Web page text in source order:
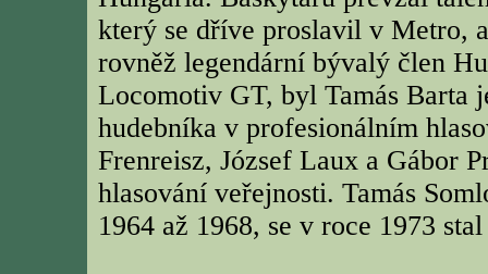
který se dříve proslavil v Metro,
rovněž legendární bývalý člen
Locomotiv GT, byl Tamás Barta
hudebníka v profesionálním
Frenreisz, József Laux a Gábor
hlasování veřejnosti. Tamás
1964 až 1968, se v roce 1973